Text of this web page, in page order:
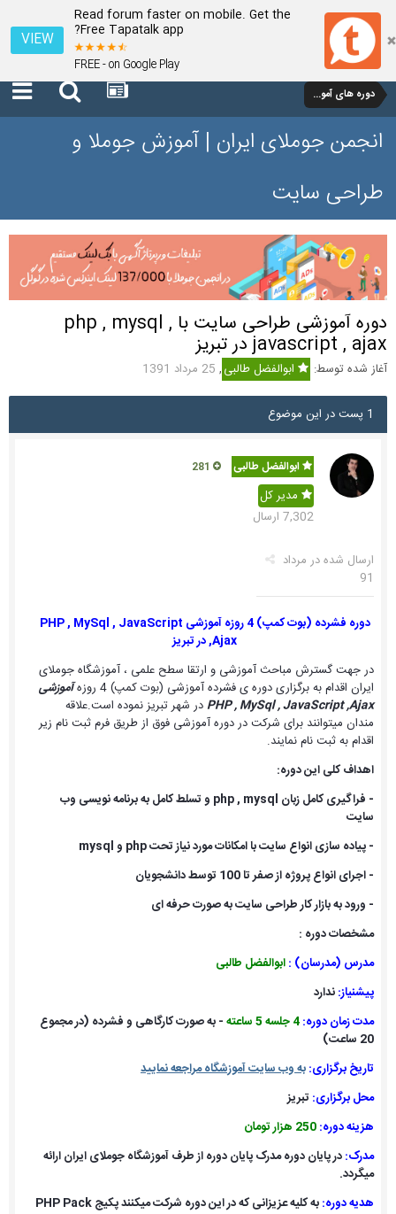
Read forum faster on mobile. Get the
Free Tapatalk app?
FREE - on Google Play
VIEW
دوره های آموزشی در تبریز
انجمن جوملای ایران | آموزش جوملا و
طراحی سایت
دوره آموزشی طراحی سایت با php , mysql ,
javascript , ajax در تبریز
آغاز شده توسط: ابوالفضل طالبی, 25 مرداد 1391
1 پست در این موضوع
ابوالفضل طالبی
مدیر کل
7,302 ارسال
ارسال شده در مرداد
91
دوره فشرده (بوت کمپ) 4 روزه آموزشی PHP , MySql , JavaScript
,Ajax در تبریز
در جهت گسترش مباحث آموزشی و ارتقا سطح علمی ، آموزشگاه جوملای
ایران اقدام به برگزاری دوره ی فشرده آموزشی (بوت کمپ) 4 روزه
آموزشی
PHP , MySql , JavaScript ,Ajaxدر شهر تبریز نموده است.علاقه
مندان میتوانند برای شرکت در دوره آموزشی فوق از طریق فرم ثبت نام زیر
اقدام به ثبت نام نمایند.
اهداف کلی این دوره:
- فراگیری کامل زبان php , mysql و تسلط کامل به برنامه نویسی وب
سایت
- پیاده سازی انواع سایت با امکانات مورد نیاز تحت php و mysql
- اجرای انواع پروژه از صفر تا 100 توسط دانشجویان
- ورود به بازار کار طراحی سایت به صورت حرفه ای
مشخصات دوره :
مدرس (مدرسان) :ابوالفضل طالبی
پیشنیاز:ندارد
مدت زمان دوره:4 جلسه 5 ساعته
- به صورت کارگاهی و فشرده (در مجموع
20 ساعت)
تاریخ برگزاری:به وب سایت آموزشگاه مراجعه نمایید
محل برگزاری: تبریز
هزینه دوره:250 هزار تومان
مدرک:در پایان دوره مدرک پایان دوره از طرف آموزشگاه جوملای ایران ارائه
میگردد.
هدیه دوره:
به کلیه عزیزانی که در این دوره شرکت میکنند پکیج PHP Pack